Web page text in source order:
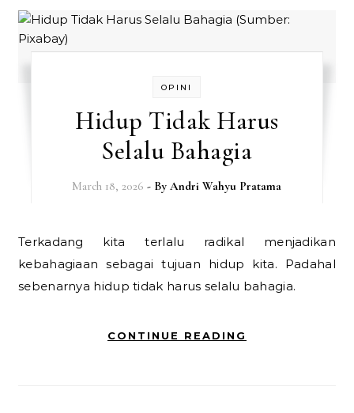
OPINI
Hidup Tidak Harus
Selalu Bahagia
March 18, 2026 - ByAndri Wahyu Pratama
Terkadang kita terlalu radikal menjadikan
kebahagiaan sebagai tujuan hidup kita. Padahal
sebenarnya hidup tidak harus selalu bahagia.
CONTINUE READING